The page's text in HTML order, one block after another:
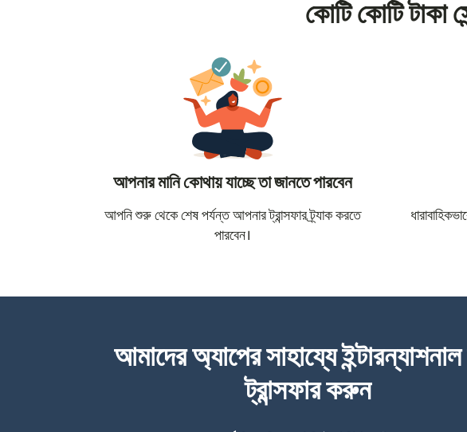
কোটি কোটি টাকা
আপনার মানি কোথায় যাচ্ছে তা জানতে পারবেন
আপনি শুরু থেকে শেষ পর্যন্ত আপনার ট্রান্সফার ট্র্যাক করতে
পারবেন।
আমাদের অ্যাপের সাহায্যে ইন্টারন্যাশনাল
ট্রান্সফার করুন